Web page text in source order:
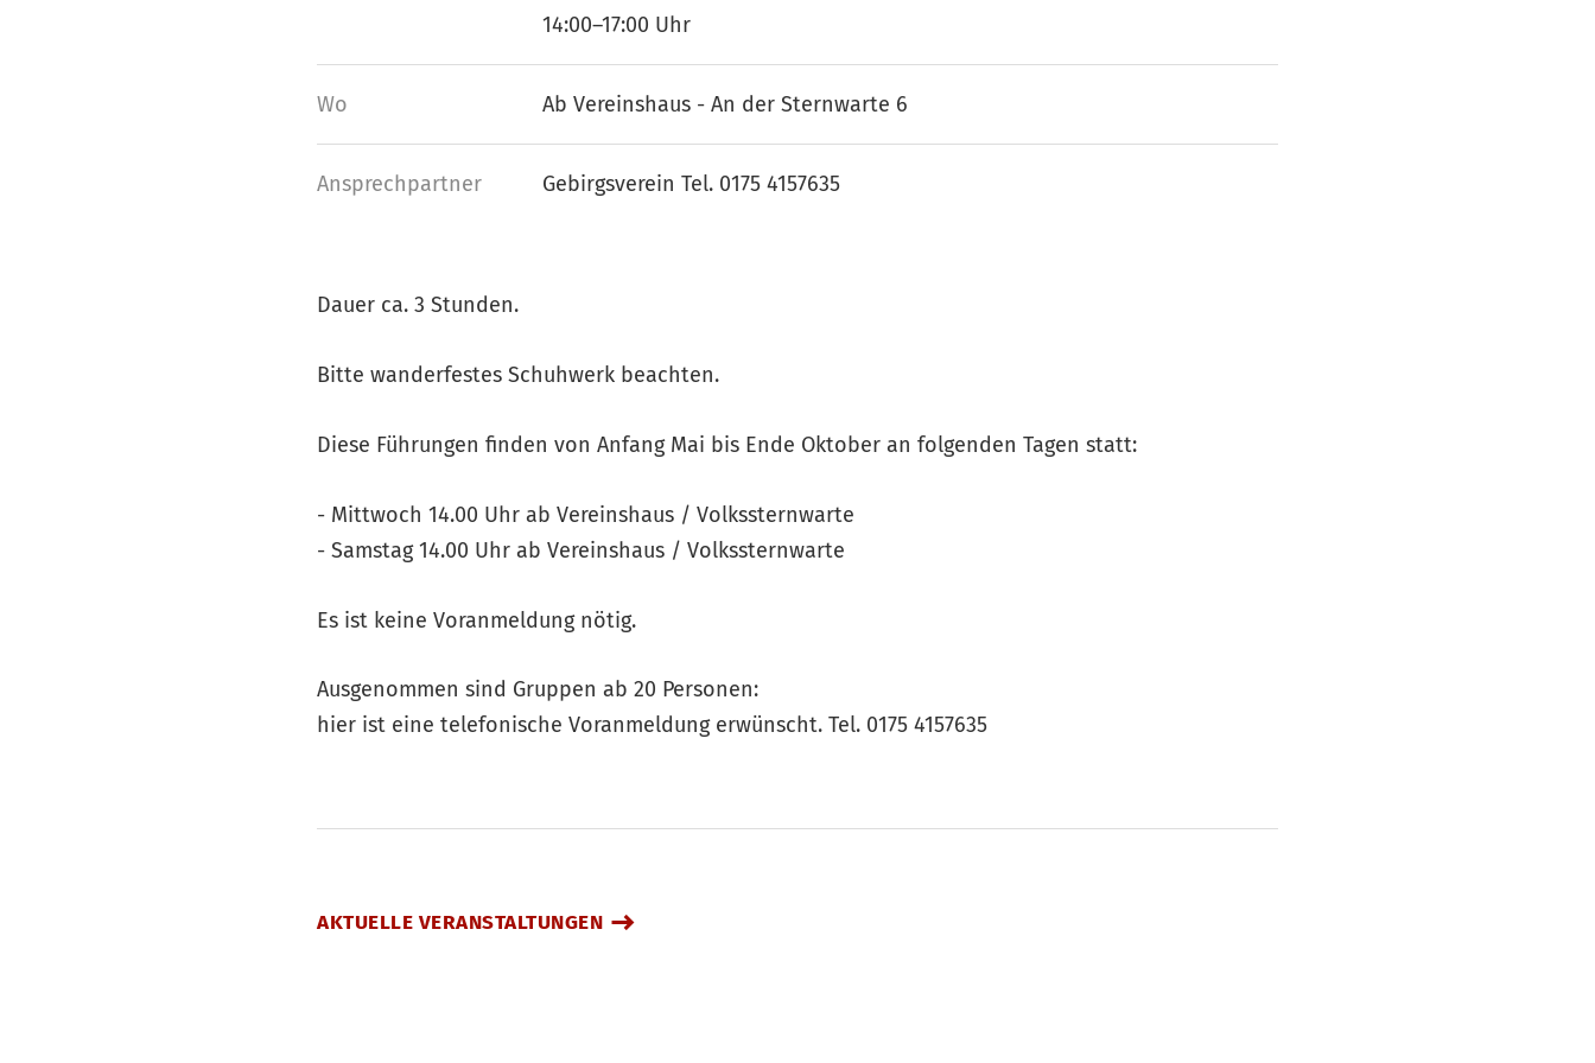
14:00–17:00 Uhr
Wo Ab Vereinshaus - An der Sternwarte 6
Ansprech­partner Gebirgsverein Tel. 0175 4157635
Dauer ca. 3 Stunden.
Bitte wanderfestes Schuhwerk beachten.
Diese Führungen finden von Anfang Mai bis Ende Oktober an folgenden Tagen statt:
- Mittwoch 14.00 Uhr ab Vereinshaus / Volkssternwarte
- Samstag 14.00 Uhr ab Vereinshaus / Volkssternwarte
Es ist keine Voranmeldung nötig.
Ausgenommen sind Gruppen ab 20 Personen:
hier ist eine telefonische Voranmeldung erwünscht. Tel. 0175 4157635
AKTUELLE VERANSTALTUNGEN